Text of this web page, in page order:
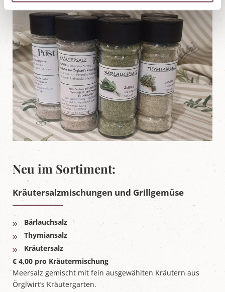
Neu im Sortiment:
Kräutersalzmischungen und Grillgemüse
Bärlauchsalz
Thymiansalz
Kräutersalz
€ 4,00 pro Kräutermischung
Meersalz gemischt mit fein ausgewählten Kräutern aus
Örglwirt’s Kräutergarten.